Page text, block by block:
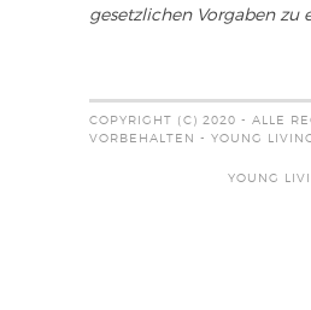
gesetzlichen Vorgaben zu
COPYRIGHT (C) 2020 - ALLE
VORBEHALTEN - YOUNG
YOUNG